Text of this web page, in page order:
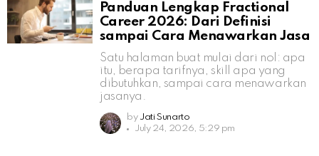
Panduan Lengkap Fractional
Career 2026: Dari Definisi
sampai Cara Menawarkan Jasa
Satu halaman buat mulai dari nol: apa
itu, berapa tarifnya, skill apa yang
dibutuhkan, sampai cara menawarkan
jasanya.
by Jati Sunarto
July 24, 2026, 5:29 pm